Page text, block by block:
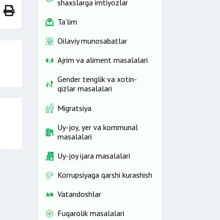
shaxslarga imtiyozlar
Ta’lim
Oilaviy munosabatlar
Ajrim va aliment masalalari
Gender tenglik va xotin-
qizlar masalalari
Migratsiya
Uy-joy, yer va kommunal
masalalari
Uy-joy ijara masalalari
Korrupsiyaga qarshi kurashish
Vatandoshlar
Fuqarolik masalalari